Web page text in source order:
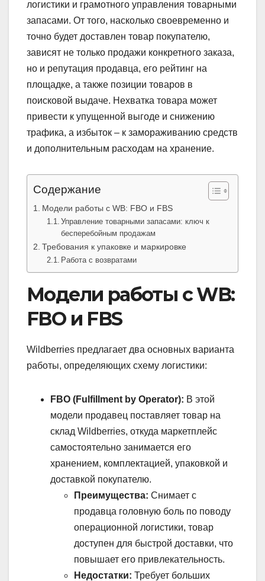
логистики и грамотного управления товарными
запасами. От того, насколько своевременно и
точно будет доставлен товар покупателю,
зависят не только продажи конкретного заказа,
но и репутация продавца, его рейтинг на
площадке, а также позиции товаров в
поисковой выдаче. Нехватка товара может
привести к упущенной выгоде и снижению
трафика, а избыток – к замораживанию средств
и дополнительным расходам на хранение.
Содержание
Модели работы с WB: FBO и FBS
Управление товарными запасами: ключ к
бесперебойным продажам
Требования к упаковке и маркировке
Работа с возвратами
Модели работы с WB:
FBO и FBS
Wildberries предлагает два основных варианта
работы, определяющих схему логистики:
FBO (Fulfillment by Operator): В этой
модели продавец поставляет товар на
склад Wildberries, откуда маркетплейс
самостоятельно занимается его
хранением, комплектацией, упаковкой и
доставкой покупателю.
Преимущества: Снимает с
продавца головную боль по поводу
операционной логистики, товар
доступен для быстрой доставки, что
повышает его привлекательность.
Недостатки: Требует больших